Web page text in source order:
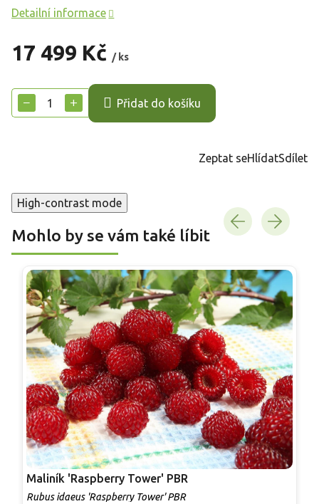
17 499 Kč / ks
cena:
+
− Přidat do košíku
Detailní informace
Zeptat seHlídatSdílet
High-contrast mode
Mohlo by se vám také líbit
Maliník 'Raspberry Tower' PBR
Rubus idaeus 'Raspberry Tower' PBR